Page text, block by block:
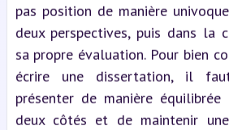
pas position de manière
deux perspectives, puis dans la
sa propre évaluation. Pour bien
écrire une dissertation, il
présenter de manière
deux côtés et de maintenir